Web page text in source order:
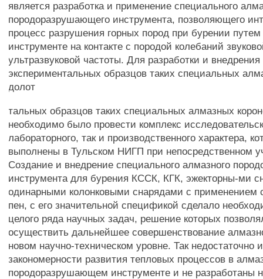
является разработка и применение специального
породоразрушающего инструмента, позволяющего
процесс разрушения горных пород при бурении путем
инструменте на контакте с породой колебаний
ультразвуковой частоты. Для разработки и внедрения
экспериментальных образцов таких специальных
долот
тальных образцов таких специальных алмазных
необходимо было провести комплекс
лабораторного, так и производственного характера,
выполнены в Тульском НИГП при непосредственном
Создание и внедрение специального алмазного
инструмента для бурения КССК, КГК, эжекторны-ми
одинарными колонковыми снарядами с применением
пен, с его значительной спецификой сделало
целого ряда научных задач, решение которых
осуществить дальнейшее совершенствование
новом научно-техническом уровне. Так недостаточно
закономерности развития тепловых процессов в
породоразрушающем инструменте и не разработаны